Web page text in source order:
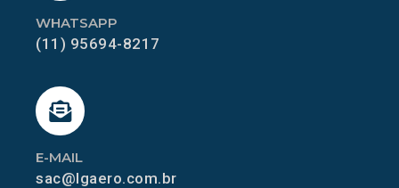
E-MAIL
sac@lgaero.com.br
WHATSAPP
(11) 95694-8217